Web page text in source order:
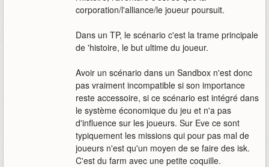
corporation/l'alliance/le joueur poursuit.
Dans un TP, le scénario c'est la trame principale
de 'histoire, le but ultime du joueur.
Avoir un scénario dans un Sandbox n'est donc
pas vraiment incompatible si son importance
reste accessoire, si ce scénario est intégré dans
le système économique du jeu et n'a pas
d'influence sur les joueurs. Sur Eve ce sont
typiquement les missions qui pour pas mal de
joueurs n'est qu'un moyen de se faire des isk.
C'est du farm avec une petite coquille.